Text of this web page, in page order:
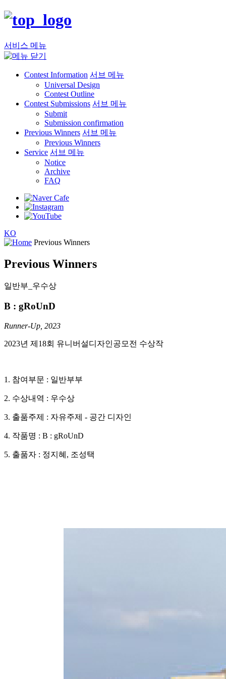
서비스 메뉴
Contest Information 서브 메뉴
Universal Design
Contest Outline
Contest Submissions 서브 메뉴
Submit
Submission confirmation
Previous Winners 서브 메뉴
Previous Winners
Service 서브 메뉴
Notice
Archive
FAQ
KO
Previous Winners
Previous Winners
일반부_우수상
B : gRoUnD
Runner-Up, 2023
2023년 제18회 유니버설디자인공모전 수상작
1. 참여부문 : 일반부부
2. 수상내역 : 우수상
3. 출품주제 : 자유주제 - 공간 디자인
4. 작품명 : B : gRoUnD
5. 출품자 : 정지혜, 조성택